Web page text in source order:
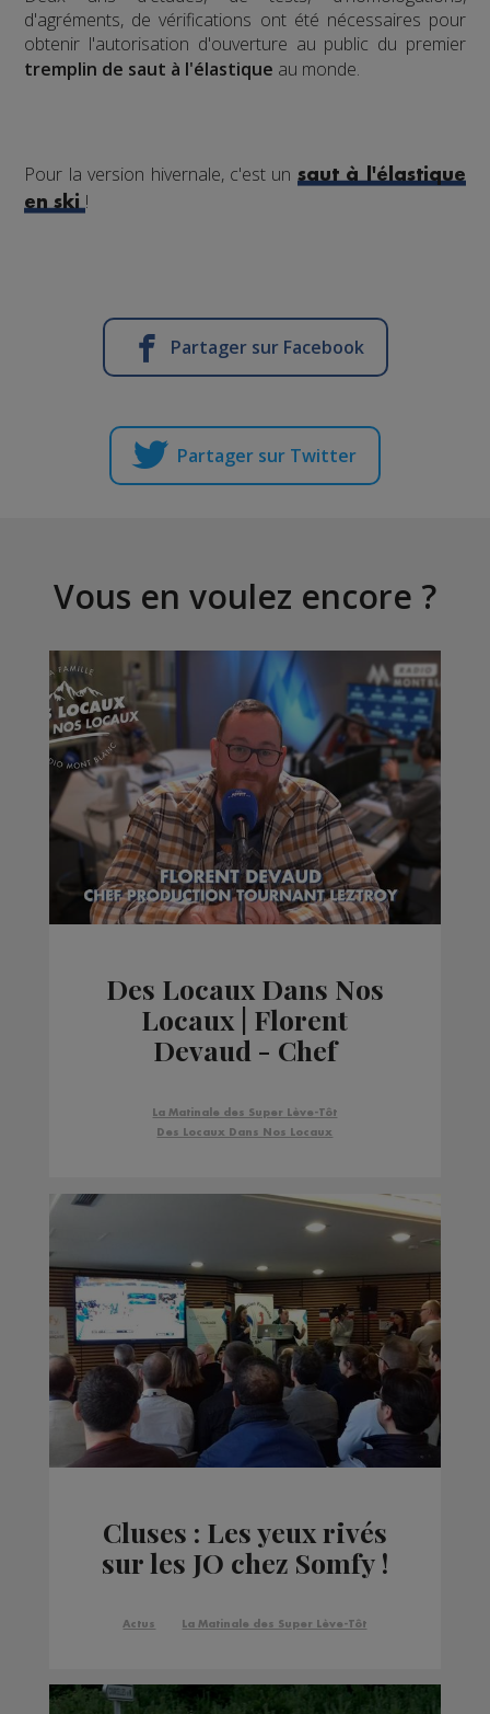
d'agréments, de vérifications ont été nécessaires pour
obtenir l'autorisation d'ouverture au public du premier
tremplin de saut à l'élastique au monde.
Pour la version hivernale, c'est un saut à l'élastique
en ski!
Partager sur Facebook
Partager sur Twitter
Vous en voulez encore ?
Des Locaux Dans Nos
Locaux | Florent
Devaud - Chef
Leztroy
La Matinale des Super Lève-Tôt
Des Locaux Dans Nos Locaux
Cluses : Les yeux rivés
sur les JO chez Somfy !
Actus La Matinale des Super Lève-Tôt